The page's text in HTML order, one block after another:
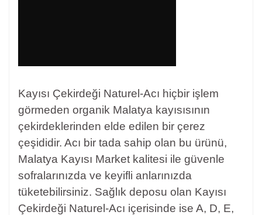
Kayısı Çekirdeği Naturel-Acı hiçbir işlem
görmeden organik Malatya kayısısının
çekirdeklerinden elde edilen bir çerez
çeşididir. Acı bir tada sahip olan bu ürünü,
Malatya Kayısı Market kalitesi ile güvenle
sofralarınızda ve keyifli anlarınızda
tüketebilirsiniz. Sağlık deposu olan Kayısı
Çekirdeği Naturel-Acı içerisinde ise A, D, E,